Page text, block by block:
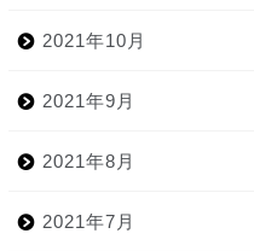
2021年10月
2021年9月
2021年8月
2021年7月